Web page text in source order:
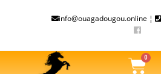
info@ouagadougou.online ¦